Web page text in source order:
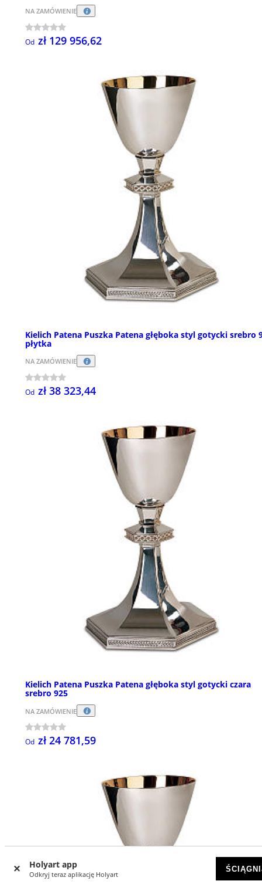
Holyart app
Odkryj teraz aplikację Holyart
NA ZAMÓWIENIE
Od zł 129 956,62
Kielich Patena Puszka Patena głęboka styl gotycki srebro
płytka
NA ZAMÓWIENIE
Od zł 38 323,44
Kielich Patena Puszka Patena głęboka styl gotycki czara
srebro 925
NA ZAMÓWIENIE
Od zł 24 781,59